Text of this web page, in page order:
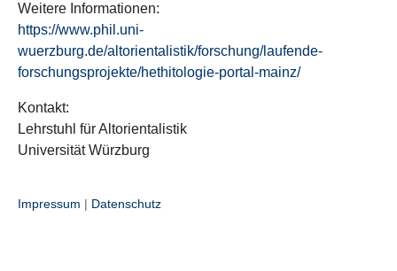
Weitere Informationen:
https://www.phil.uni-
wuerzburg.de/altorientalistik/forschung/laufende-
forschungsprojekte/hethitologie-portal-mainz/
Kontakt:
Lehrstuhl für Altorientalistik
Universität Würzburg
Impressum | Datenschutz